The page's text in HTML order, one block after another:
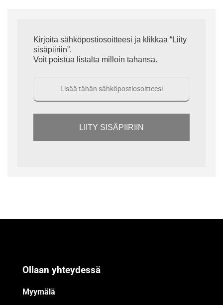
Kirjoita sähköpostiosoitteesi ja klikkaa “Liity
sisäpiiriin”.
Voit poistua listalta milloin tahansa.
LIITY SISÄPIIRIIN
Ollaan yhteydessä
Myymälä